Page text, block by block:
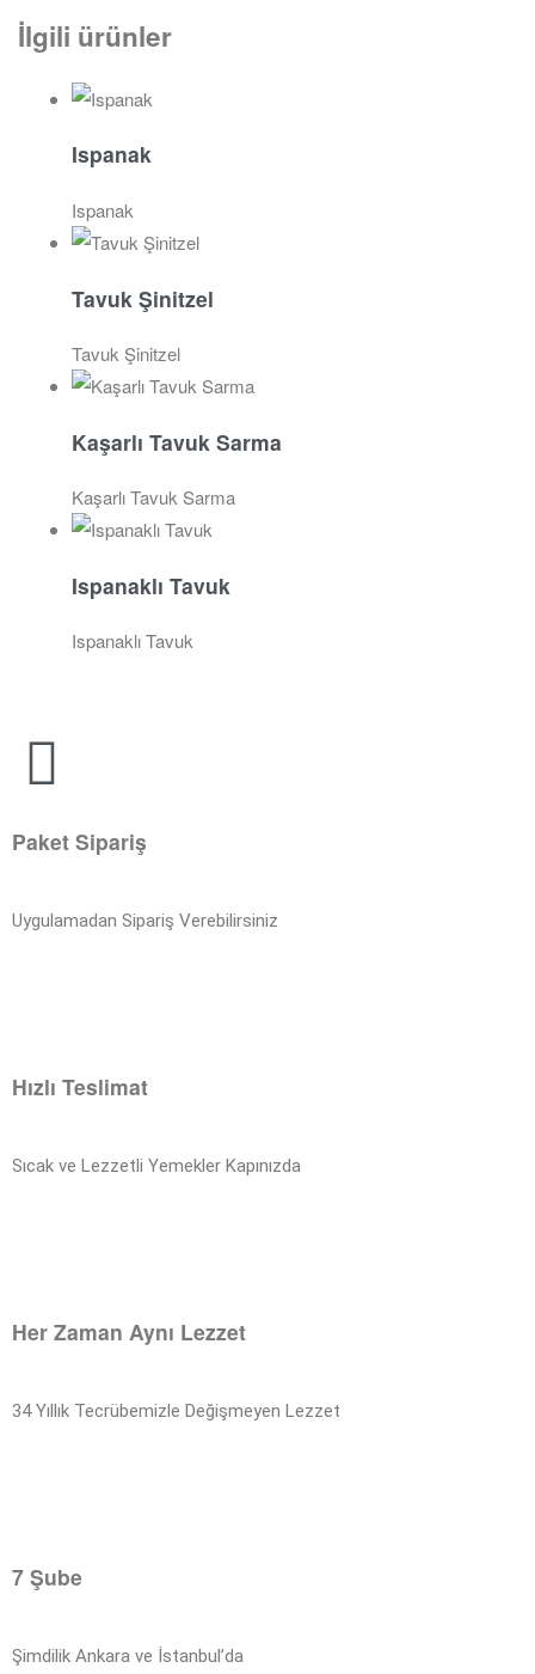
İlgili ürünler
Ispanak
Ispanak
Tavuk Şinitzel
Tavuk Şinitzel
Kaşarlı Tavuk Sarma
Kaşarlı Tavuk Sarma
Ispanaklı Tavuk
Ispanaklı Tavuk
Paket Sipariş
Uygulamadan Sipariş Verebilirsiniz
Hızlı Teslimat
Sıcak ve Lezzetli Yemekler Kapınızda
Her Zaman Aynı Lezzet
34 Yıllık Tecrübemizle Değişmeyen Lezzet
7 Şube
Şimdilik Ankara ve İstanbul’da